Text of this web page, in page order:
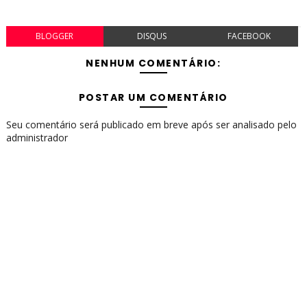
BLOGGER DISQUS FACEBOOK
NENHUM COMENTÁRIO:
POSTAR UM COMENTÁRIO
Seu comentário será publicado em breve após ser analisado pelo
administrador